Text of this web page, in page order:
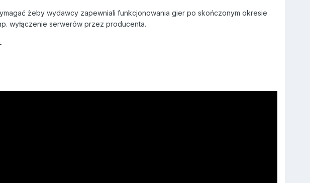
żeby wydawcy zapewniali funkcjonowania gier po skończonym okresie
wyłączenie serwerów przez producenta.